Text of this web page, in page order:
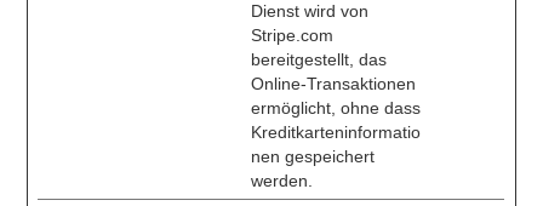
Dienst wird von
Stripe.com
bereitgestellt, das
Online-Transaktionen
ermöglicht, ohne dass
Kreditkarteninformatio
nen gespeichert
werden.